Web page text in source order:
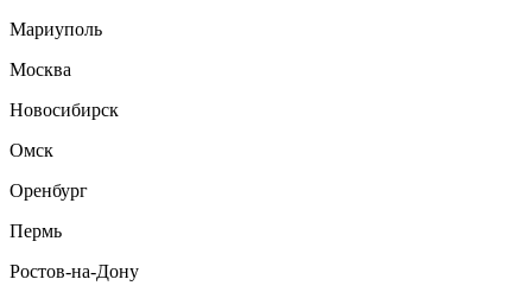
Мариуполь
Москва
Новосибирск
Омск
Оренбург
Пермь
Ростов-на-Дону